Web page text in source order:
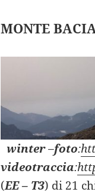
MONTE
winter–foto:
videotraccia:
(EE – T3) di 21